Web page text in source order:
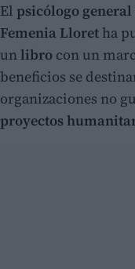
El psicólogo
Femenia Lloret ha
unlibro con un
beneficios se
organizaciones no
proyectos